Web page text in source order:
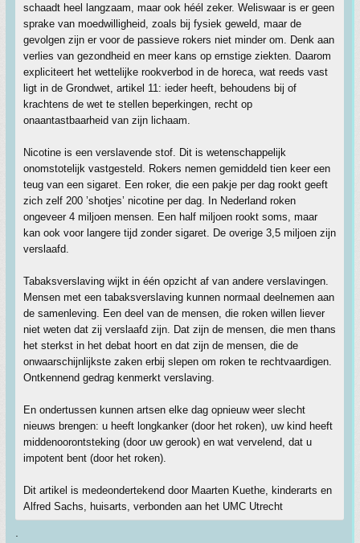
schaadt heel langzaam, maar ook héél zeker. Weliswaar is er geen
sprake van moedwilligheid, zoals bij fysiek geweld, maar de
gevolgen zijn er voor de passieve rokers niet minder om. Denk aan
verlies van gezondheid en meer kans op ernstige ziekten. Daarom
expliciteert het wettelijke rookverbod in de horeca, wat reeds vast
ligt in de Grondwet, artikel 11: ieder heeft, behoudens bij of
krachtens de wet te stellen beperkingen, recht op
onaantastbaarheid van zijn lichaam.
Nicotine is een verslavende stof. Dit is wetenschappelijk
onomstotelijk vastgesteld. Rokers nemen gemiddeld tien keer een
teug van een sigaret. Een roker, die een pakje per dag rookt geeft
zich zelf 200 ’shotjes’ nicotine per dag. In Nederland roken
ongeveer 4 miljoen mensen. Een half miljoen rookt soms, maar
kan ook voor langere tijd zonder sigaret. De overige 3,5 miljoen zijn
verslaafd.
Tabaksverslaving wijkt in één opzicht af van andere verslavingen.
Mensen met een tabaksverslaving kunnen normaal deelnemen aan
de samenleving. Een deel van de mensen, die roken willen liever
niet weten dat zij verslaafd zijn. Dat zijn de mensen, die men thans
het sterkst in het debat hoort en dat zijn de mensen, die de
onwaarschijnlijkste zaken erbij slepen om roken te rechtvaardigen.
Ontkennend gedrag kenmerkt verslaving.
En ondertussen kunnen artsen elke dag opnieuw weer slecht
nieuws brengen: u heeft longkanker (door het roken), uw kind heeft
middenoorontsteking (door uw gerook) en wat vervelend, dat u
impotent bent (door het roken).
Dit artikel is medeondertekend door Maarten Kuethe, kinderarts en
Alfred Sachs, huisarts, verbonden aan het UMC Utrecht